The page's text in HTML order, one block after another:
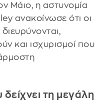
Μάιο, η αστυνομία
ανακοίνωσε ότι οι
και ισχυρισμοί που
τη μεγάλη